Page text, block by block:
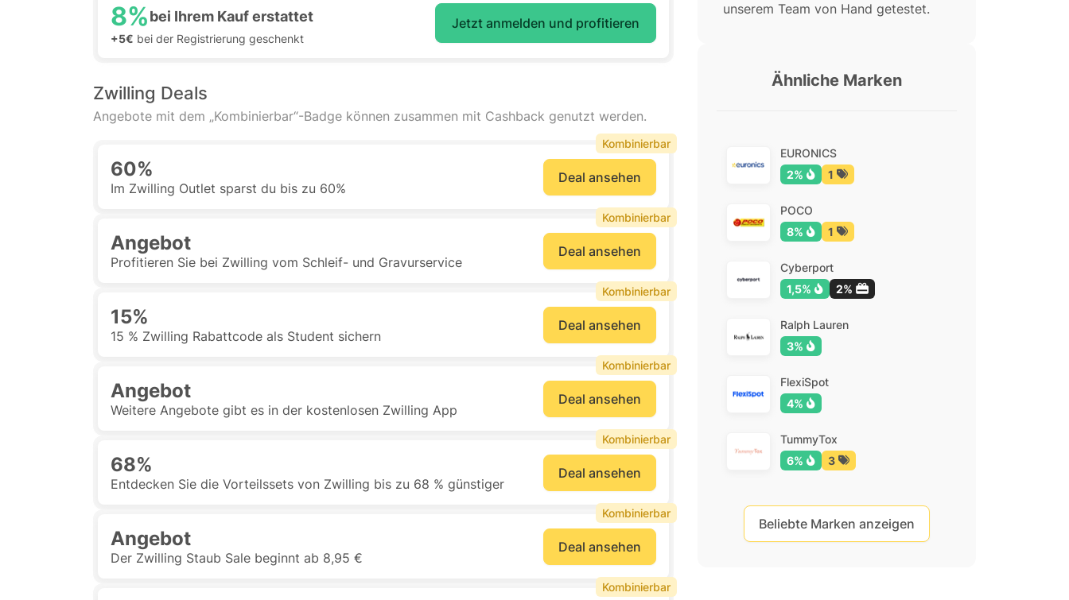
8%bei Ihrem Kauf erstattet
+5€ bei der Registrierung geschenkt
Jetzt anmelden und profitieren
Zwilling Deals
Angebote mit dem „Kombinierbar“-Badge können zusammen mit Cashback genutzt werden.
60%
Im Zwilling Outlet sparst du bis zu 60%
Deal ansehen
Kombinierbar
Angebot
Profitieren Sie bei Zwilling vom Schleif- und Gravurservice
Deal ansehen
Kombinierbar
15%
15 % Zwilling Rabattcode als Student sichern
Deal ansehen
Kombinierbar
Angebot
Weitere Angebote gibt es in der kostenlosen Zwilling App
Deal ansehen
Kombinierbar
68%
Entdecken Sie die Vorteilssets von Zwilling bis zu 68 % günstiger
Deal ansehen
Kombinierbar
Angebot
Der Zwilling Staub Sale beginnt ab 8,95 €
Deal ansehen
Kombinierbar
Kombinierbar
unserem Team von Hand getestet.
Ähnliche Marken
EURONICS
2%
1
POCO
8%
1
Cyberport
1,5%
2%
Ralph Lauren
3%
FlexiSpot
4%
TummyTox
6%
3
Beliebte Marken anzeigen